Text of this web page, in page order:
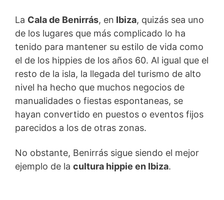
La Cala de Benirrás, en Ibiza, quizás sea uno
de los lugares que más complicado lo ha
tenido para mantener su estilo de vida como
el de los hippies de los años 60. Al igual que el
resto de la isla, la llegada del turismo de alto
nivel ha hecho que muchos negocios de
manualidades o fiestas espontaneas, se
hayan convertido en puestos o eventos fijos
parecidos a los de otras zonas.
No obstante, Benirrás sigue siendo el mejor
ejemplo de la cultura hippie en Ibiza.